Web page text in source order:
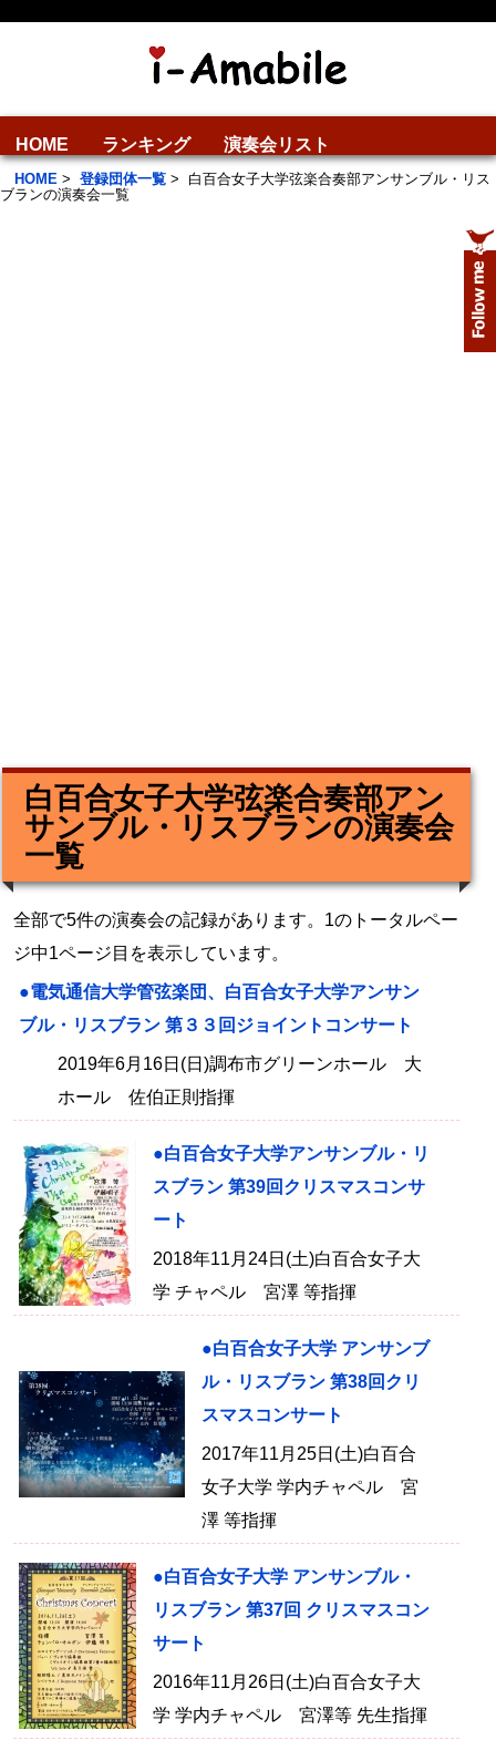
HOME ランキング 演奏会リスト
HOME > 登録団体一覧 > 白百合女子大学弦楽合奏部アンサンブル・リス
ブランの演奏会一覧
白百合女子大学弦楽合奏部アン
サンブル・リスブランの演奏会
一覧
全部で5件の演奏会の記録があります。1のトータルペー
ジ中1ページ目を表示しています。
●電気通信大学管弦楽団、白百合女子大学アンサン
ブル・リスブラン 第３３回ジョイントコンサート
2019年6月16日(日)調布市グリーンホール 大
ホール 佐伯正則指揮
●白百合女子大学アンサンブル・リ
スブラン 第39回クリスマスコンサ
ート
2018年11月24日(土)白百合女子大
学 チャペル 宮澤 等指揮
●白百合女子大学 アンサンブ
ル・リスブラン 第38回クリ
スマスコンサート
2017年11月25日(土)白百合
女子大学 学内チャペル 宮
澤 等指揮
●白百合女子大学 アンサンブル・
リスブラン 第37回 クリスマスコン
サート
2016年11月26日(土)白百合女子大
学 学内チャペル 宮澤等 先生指揮